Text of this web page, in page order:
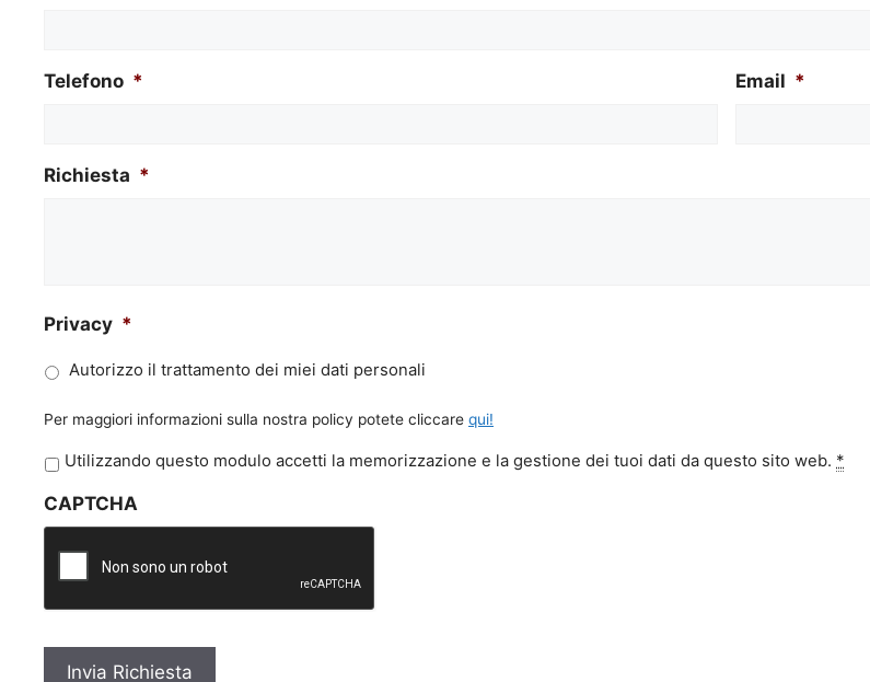
Telefono * Email *
Richiesta *
Privacy *
Autorizzo il trattamento dei miei dati personali
Per maggiori informazioni sulla nostra policy potete cliccare qui!
P
i
v
y
Utilizzando questo modulo accetti la memorizzazione e la gestione dei tuoi dati da questo sito web. *
CAPTCHA